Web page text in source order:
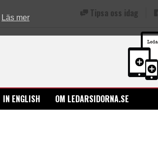
Läs mer Tipsa oss idag
IN ENGLISH OM LEDARSIDORNA.SE